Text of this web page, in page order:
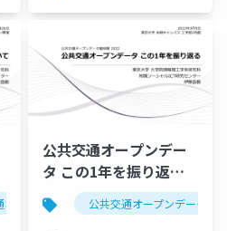
ープンデータ
公共交通オープンデー
タ この1年を振り返る
2022
公共交通オープンデータ